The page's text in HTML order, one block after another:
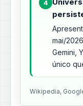
4
mai/
Gemini,
único
Wikipedia,